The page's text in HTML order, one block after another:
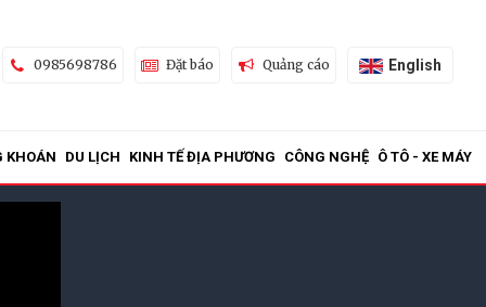
0985698786 Đặt báo Quảng cáo English
KHOÁN DU LỊCH KINH TẾ ĐỊA PHƯƠNG CÔNG NGHỆ Ô TÔ - XE MÁY